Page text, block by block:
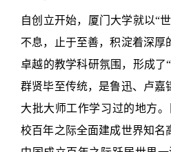
自创立开始，厦门大学就以“
不息，止于至善，积淀着深厚
卓越的教学科研氛围，形成了
群贤毕至传统，是鲁迅、卢嘉
大批大师工作学习过的地方
校百年之际全面建成世界知名